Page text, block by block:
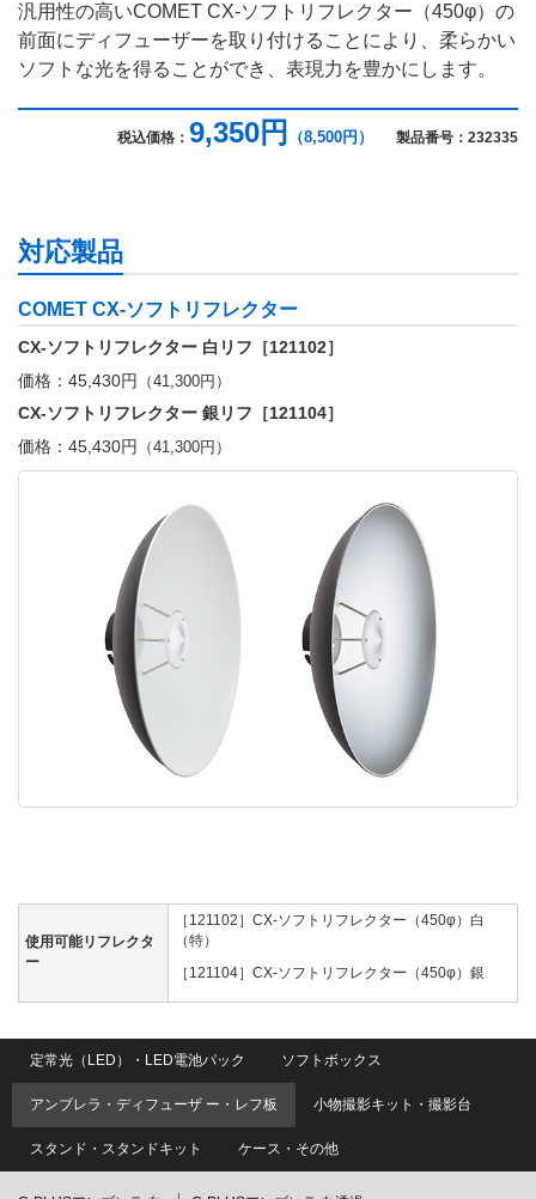
汎用性の高いCOMET CX-ソフトリフレクター（450φ）の
前面にディフューザーを取り付けることにより、柔らかい
ソフトな光を得ることができ、表現力を豊かにします。
税込価格： 9,350円 （8,500円） 製品番号：232335
対応製品
COMET CX-ソフトリフレクター
CX-ソフトリフレクター 白リフ［121102］
価格：45,430円
（41,300円）
CX-ソフトリフレクター 銀リフ［121104］
価格：45,430円
（41,300円）
使用可能リフレクタ
ー
［121102］CX-ソフトリフレクター（450φ）白
（特）
［121104］CX-ソフトリフレクター（450φ）銀
定常光（LED）・LED電池パック ソフトボックス
アンブレラ・ディフューザ ー・レフ板 小物撮影キット・撮影台
スタンド・スタンドキット ケース・その他